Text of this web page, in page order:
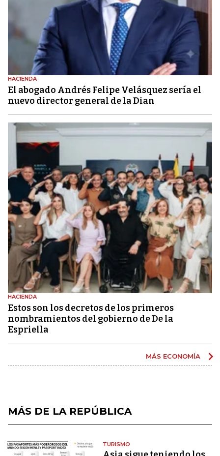
HACIENDA
El abogado Andrés Felipe Velásquez sería el
nuevo director general de la Dian
HACIENDA
Estos son los decretos de los primeros
nombramientos del gobierno de De la
Espriella
MÁS ECONOMÍA
MÁS DE LA REPÚBLICA
TURISMO